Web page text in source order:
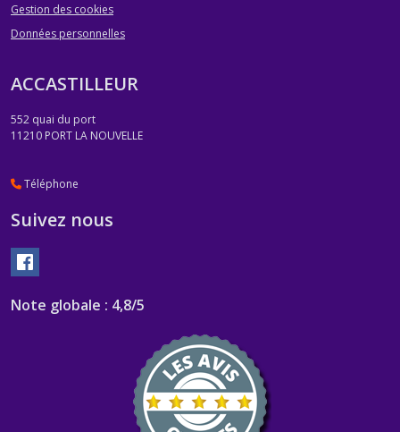
Gestion des cookies
Données personnelles
ACCASTILLEUR
552 quai du port
11210 PORT LA NOUVELLE
Téléphone
Suivez nous
Note globale : 4,8/5